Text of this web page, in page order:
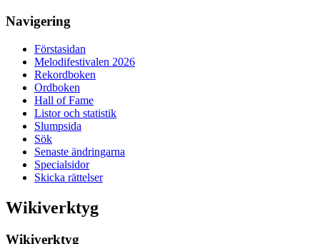
Navigering
Förstasidan
Melodifestivalen 2026
Rekordboken
Ordboken
Hall of Fame
Listor och statistik
Slumpsida
Sök
Senaste ändringarna
Specialsidor
Skicka rättelser
Wikiverktyg
Wikiverktyg